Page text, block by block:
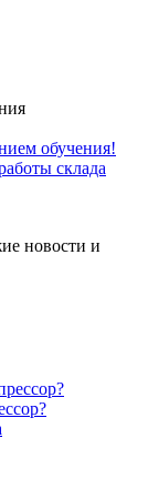
обучения!
склада
новости и